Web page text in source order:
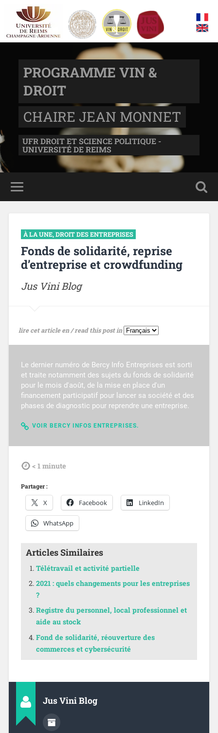
PROGRAMME VIN &
DROIT
CHAIRE JEAN MONNET
UFR DROIT ET SCIENCE POLITIQUE -
UNIVERSITÉ DE REIMS
À LA UNE,DROIT DES ENTREPRISES
Fonds de solidarité, reprise
d’entreprise et crowdfunding
Jus Vini Blog
lire cet article en / read this post in
Le dernier numéro de Bercy Info Entreprises est sorti
et traite notamment des sujets du fonds de solidarité
pour le mois d'août, de la mise en place d'un
financement participatif pour lancer sa société et des
phases de diagnostic pour reprendre une entreprise.
VOIR BERCY INFOS ENTREPRISES.
tdl < 1 minute
Partager :
X Facebook LinkedIn
WhatsApp
Articles Similaires
Télétravail et activité partielle
2021 : quels changements pour les entreprises
?
Registre du personnel, local professionnel et
aide au stock
Fond de solidarité, réouverture des
commerces et cybersécurité
Jus Vini Blog